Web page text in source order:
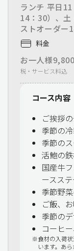
ランチ 平日
14：30）、
ストオーダー
料金
お一人様
税・サービス料込
コース内容
ご挨拶
季節の
季節の
活鮑の
国産牛
ースステ
季節野
ご飯、
季節の
コーヒ
食材の入荷
います。あ